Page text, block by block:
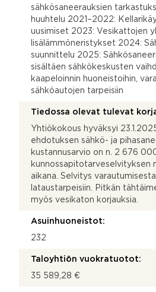
sähkösaneerauksien
huuhtelu 2021–2022:
uusimiset 2023: Vesikattojen
lisälämmöneristykset 2024:
suunnittelu 2025:
sisältäen sähkökeskusten
kaapeloinnin huoneistoihin,
sähköautojen tarpeisiin
Tiedossa olevat tulevat
Yhtiökokous hyväksyi
ehdotuksen sähkö- ja
kustannusarvio on n. 2 676
kunnossapitotarveselvityksen
aikana. Selvitys
lataustarpeisiin. Pitkän
myös vesikaton korjauksia.
Asuinhuoneistot:
232
Taloyhtiön vuokratuotot:
35 589,28 €